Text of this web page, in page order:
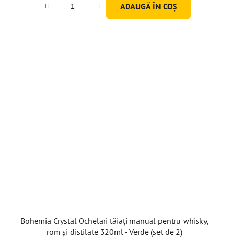
ADAUGĂ ÎN COŞ
Bohemia Crystal Ochelari tăiați manual pentru whisky,
rom și distilate 320ml - Verde (set de 2)